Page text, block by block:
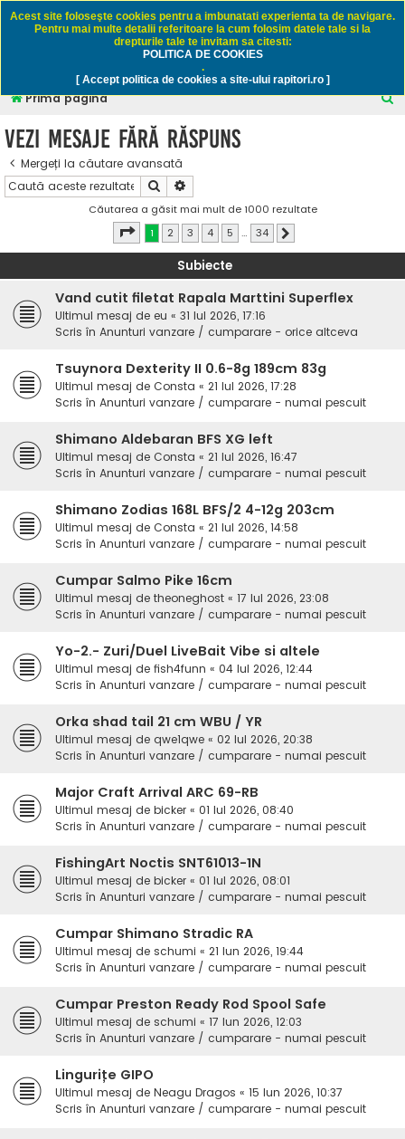
Rapitori.ro - Pescuit sportiv
Prima pagină
C
Vezi mesaje fără răspuns
Mergeți la căutare avansată
Căutare
Căutarea a găsit mai mult de 1000 rezultate
Pagina
din 34
1 2 3 4 5 … 34
Subiecte
Vand cutit filetat Rapala Marttini Superflex
Ultimul mesaj de eu « 31 Iul 2026, 17:16
Scris în Anunturi vanzare / cumparare - orice altceva
Tsuynora Dexterity II 0.6-8g 189cm 83g
Ultimul mesaj de Consta « 21 Iul 2026, 17:28
Scris în Anunturi vanzare / cumparare - numai pescuit
Shimano Aldebaran BFS XG left
Ultimul mesaj de Consta « 21 Iul 2026, 16:47
Scris în Anunturi vanzare / cumparare - numai pescuit
Shimano Zodias 168L BFS/2 4-12g 203cm
Ultimul mesaj de Consta « 21 Iul 2026, 14:58
Scris în Anunturi vanzare / cumparare - numai pescuit
Cumpar Salmo Pike 16cm
Ultimul mesaj de theoneghost « 17 Iul 2026, 23:08
Scris în Anunturi vanzare / cumparare - numai pescuit
Yo-2.- Zuri/Duel LiveBait Vibe si altele
Ultimul mesaj de fish4funn « 04 Iul 2026, 12:44
Scris în Anunturi vanzare / cumparare - numai pescuit
Orka shad tail 21 cm WBU / YR
Ultimul mesaj de qwe1qwe « 02 Iul 2026, 20:38
Scris în Anunturi vanzare / cumparare - numai pescuit
Major Craft Arrival ARC 69-RB
Ultimul mesaj de bicker « 01 Iul 2026, 08:40
Scris în Anunturi vanzare / cumparare - numai pescuit
FishingArt Noctis SNT61013-1N
Ultimul mesaj de bicker « 01 Iul 2026, 08:01
Scris în Anunturi vanzare / cumparare - numai pescuit
Cumpar Shimano Stradic RA
Ultimul mesaj de schumi « 21 Iun 2026, 19:44
Scris în Anunturi vanzare / cumparare - numai pescuit
Cumpar Preston Ready Rod Spool Safe
Ultimul mesaj de schumi « 17 Iun 2026, 12:03
Scris în Anunturi vanzare / cumparare - numai pescuit
Lingurițe GIPO
Ultimul mesaj de Neagu Dragos « 15 Iun 2026, 10:37
Scris în Anunturi vanzare / cumparare - numai pescuit
Acest site foloseşte cookies pentru a imbunatati experienta ta de navigare.
Pentru mai multe detalii referitoare la cum folosim datele tale si la
drepturile tale te invitam sa citesti:
POLITICA DE COOKIES
.
[ Accept politica de cookies a site-ului rapitori.ro ]